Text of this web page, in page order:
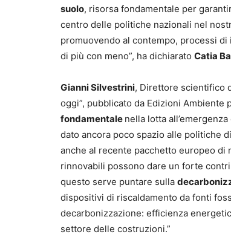
suolo, risorsa fondamentale per
centro delle politiche nazionali nel
promuovendo al contempo, processi
di più con meno”, ha dichiarato Catia
Gianni Silvestrini, Direttore scientifico
oggi”, pubblicato da Edizioni Ambiente
fondamentale nella lotta
dato ancora poco spazio alle politiche
anche al recente pacchetto europeo di
rinnovabili possono dare un forte
questo serve puntare sulla
dispositivi di riscaldamento da fonti
decarbonizzazione: efficienza
settore delle costruzioni.”